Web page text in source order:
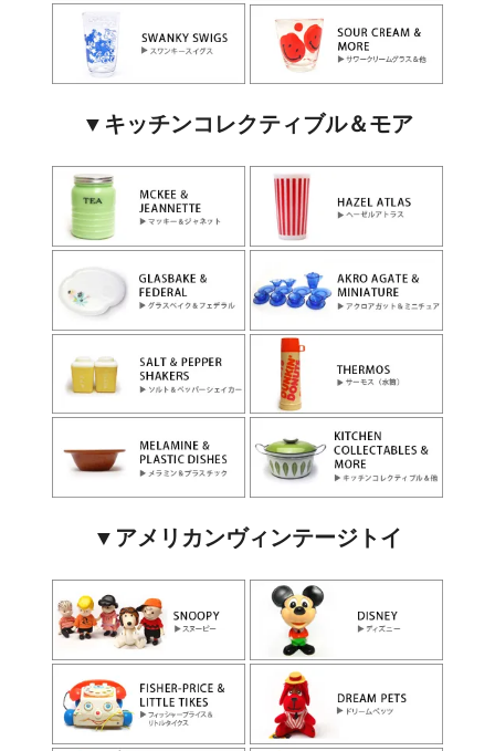
▼キッチンコレクティブル＆モア
▼アメリカンヴィンテージトイ